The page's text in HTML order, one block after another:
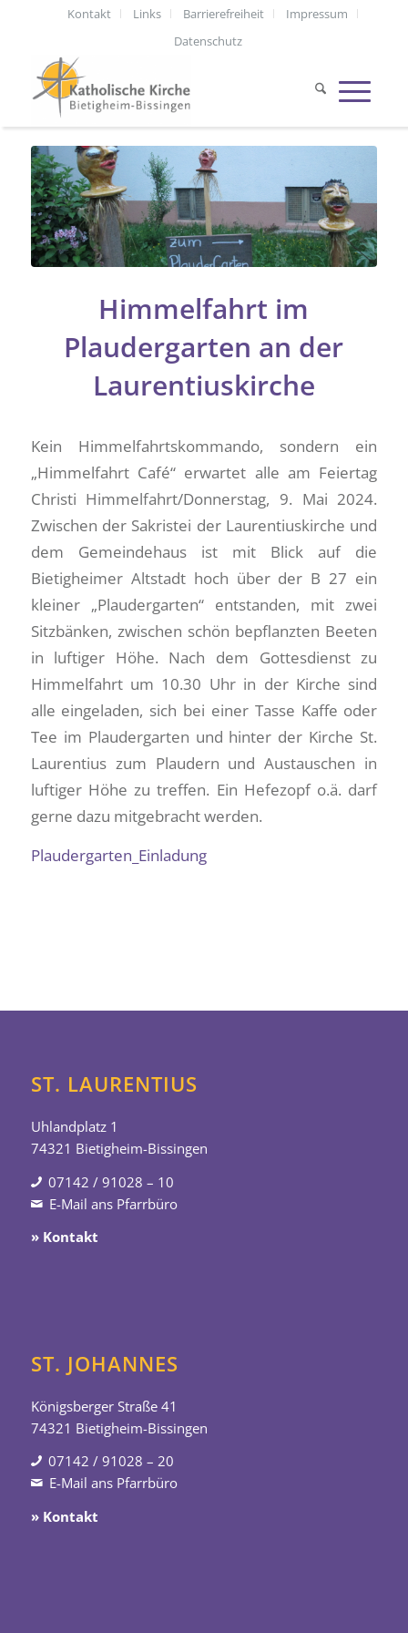
Kontakt Links Barrierefreiheit
Impressum
Datenschutz
Himmelfahrt im
Plaudergarten an der
Laurentiuskirche
Kein Himmelfahrtskommando, sondern ein
„Himmelfahrt Café“ erwartet alle am Feiertag
Christi Himmelfahrt/Donnerstag, 9. Mai 2024.
Zwischen der Sakristei der Laurentiuskirche und
dem Gemeindehaus ist mit Blick auf die
Bietigheimer Altstadt hoch über der B 27 ein
kleiner „Plaudergarten“ entstanden, mit zwei
Sitzbänken, zwischen schön bepflanzten Beeten
in luftiger Höhe. Nach dem Gottesdienst zu
Himmelfahrt um 10.30 Uhr in der Kirche sind
alle eingeladen, sich bei einer Tasse Kaffe oder
Tee im Plaudergarten und hinter der Kirche St.
Laurentius zum Plaudern und Austauschen in
luftiger Höhe zu treffen. Ein Hefezopf o.ä. darf
gerne dazu mitgebracht werden.
Plaudergarten_Einladung
ST. LAURENTIUS
Uhlandplatz 1
74321 Bietigheim-Bissingen
07142 / 91028 – 10
E-Mail ans Pfarrbüro
» Kontakt
ST. JOHANNES
Königsberger Straße 41
74321 Bietigheim-Bissingen
07142 / 91028 – 20
E-Mail ans Pfarrbüro
» Kontakt